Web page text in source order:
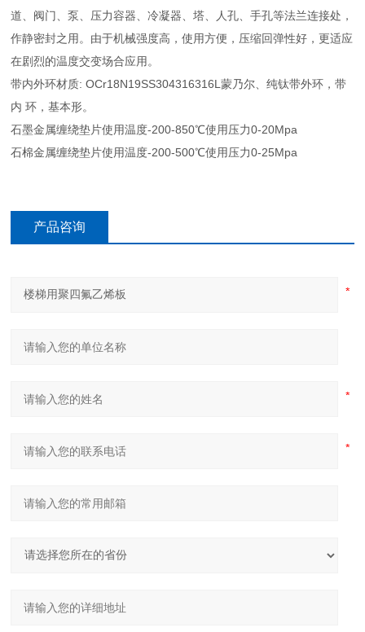
道、阀门、泵、压力容器、冷凝器、塔、人孔、手孔等法兰连接处，
作静密封之用。由于机械强度高，使用方便，压缩回弹性好，更适应
在剧烈的温度交变场合应用。
带内外环材质: OCr18N19SS304316316L蒙乃尔、纯钛带外环，带
内 环，基本形。
石墨金属缠绕垫片使用温度-200-850℃使用压力0-20Mpa
石棉金属缠绕垫片使用温度-200-500℃使用压力0-25Mpa
产品咨询